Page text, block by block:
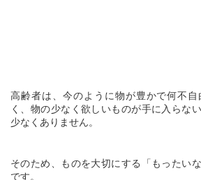
高齢者は、今のように物が豊かで何不
く、物の少なく欲しいものが手に入らな
少なくありません。
そのため、ものを大切にする「もったい
です。